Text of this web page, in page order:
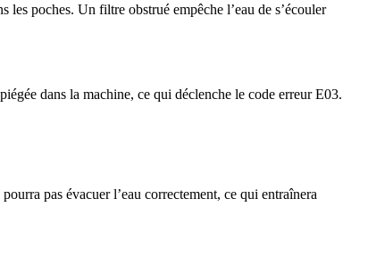
poches. Un filtre obstrué empêche l’eau de s’écouler
dans la machine, ce qui déclenche le code erreur E03.
pas évacuer l’eau correctement, ce qui entraînera